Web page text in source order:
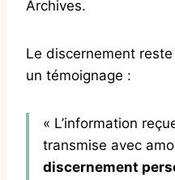
Archives.
Le discernement
un témoignage :
« L’information
transmise avec
discernement